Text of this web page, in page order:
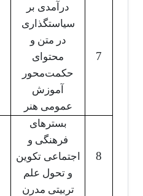
7
درآمدی بر
سیاستگذاری
در متن و
محتوای
حکمت‌محور
آموزش
عمومی هنر
8
بسترهای
فرهنگی و
اجتماعی تکوین
و تحول علم
تربیتی مدرن